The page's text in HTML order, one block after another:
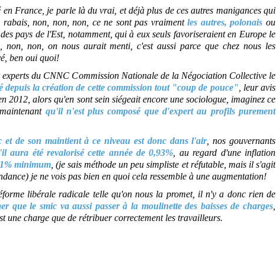
en France, je parle là du vrai, et déjà plus de ces autres manigances qui
rabais, non, non, non, ce ne sont pas vraimentles autres, polonais ou
pays de l'Est, notamment, qui à eux seuls favoriseraient en Europe le
non, non, on nous aurait menti, c'est aussi parce que chez nous les
ben oui quoi!
du CNNC Commission Nationale de la Négociation Collective le
depuis la création de cette commission tout "coup de pouce" , leur avis
2012, alors qu'en sont sein siégeait encore une sociologue, imaginez ce
qu'il n'est plus composé que d'expert au profils purement
et de son maintient à ce niveau est donc dans l'air, nos gouvernants
aura été revalorisé cette année de 0,93% , au regard d'une inflation
1% minimum, (je sais méthode un peu simpliste et réfutable, mais il s'agit
je ne vois pas bien en quoi cela ressemble à une augmentation!
libérale radicale telle qu'on nous la promet, il n'y a donc rien de
que le smic va aussi passer à la moulinette des baisses de charges
une charge que de rétribuer correctement les travailleurs.